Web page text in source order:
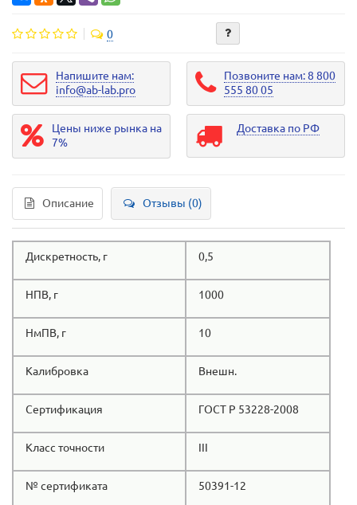
0
Напишите нам:
info@ab-lab.pro
Позвоните нам: 8 800
555 80 05
Цены ниже рынка на
7%
Доставка по РФ
Описание Отзывы (0)
Дискретность, г 0,5
НПВ, г 1000
НмПВ, г 10
Калибровка Внешн.
Сертификация ГОСТ Р 53228-2008
Класс точности III
№ сертификата 50391-12